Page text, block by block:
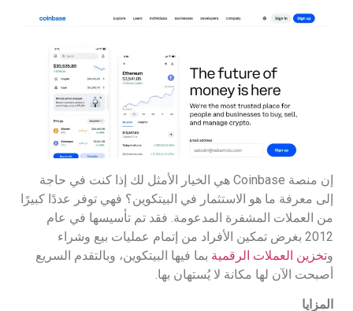
إن منصة Coinbase هي الخيار الأمثل لك إذا كنت في حاجة
إلى معرفة ما هو الاستثمار في البيتكوين؟ فهي توفر عددًا كبيرًا
من العملات المشفرة المدعومة. فقد تم تأسيسها في عام
2012 بغرض تمكين الأفراد من إتمام عمليات بيع وشراء
وتخزين العملات الرقمية بما فيها البيتكوين، وبالتقدم السريع
أصبحت الآن لها مكانة لا يُستهان بها.
المزايا